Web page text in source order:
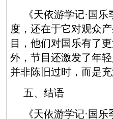
《天依游学记·国
度，还在于它对观众
目，他们对国乐有了
外，节目还激发了年
并非陈旧过时，而是
五、结语
《天依游学记·国